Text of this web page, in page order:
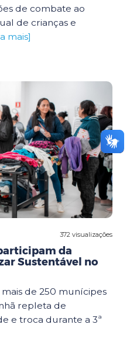
de combate ao
de crianças e
mais]
372 visualizações
da
Sustentável no
de 250 munícipes
repleta de
e troca durante a 3ª